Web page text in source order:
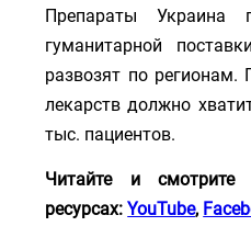
Препараты Украина
гуманитарной
развозят по регионам.
лекарств должно
тыс. пациентов.
Читайте и смотрите
ресурсах: YouTube,